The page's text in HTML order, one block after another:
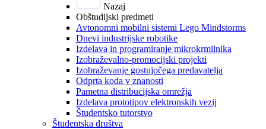
Nazaj
Obštudijski predmeti
Avtonomni mobilni sistemi Lego Mindstorms
Dnevi industrijske robotike
Izdelava in programiranje mikrokrmilnika
Izobraževalno-promocijski projekti
Izobraževanje gostujočega predavatelja
Odprta koda v znanosti
Pametna distribucijska omrežja
Izdelava prototipov elektronskih vezij
Študentsko tutorstvo
Študentska društva